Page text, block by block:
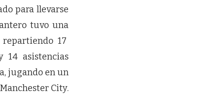
para llevarse
tuvo una
17
14 asistencias
jugando en un
City.